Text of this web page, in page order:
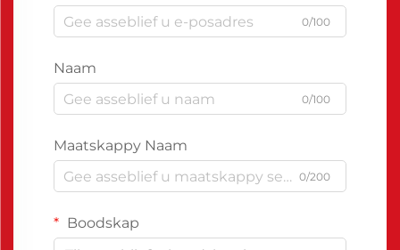
0/100
Naam
0/100
Maatskappy Naam
0/200
Boodskap